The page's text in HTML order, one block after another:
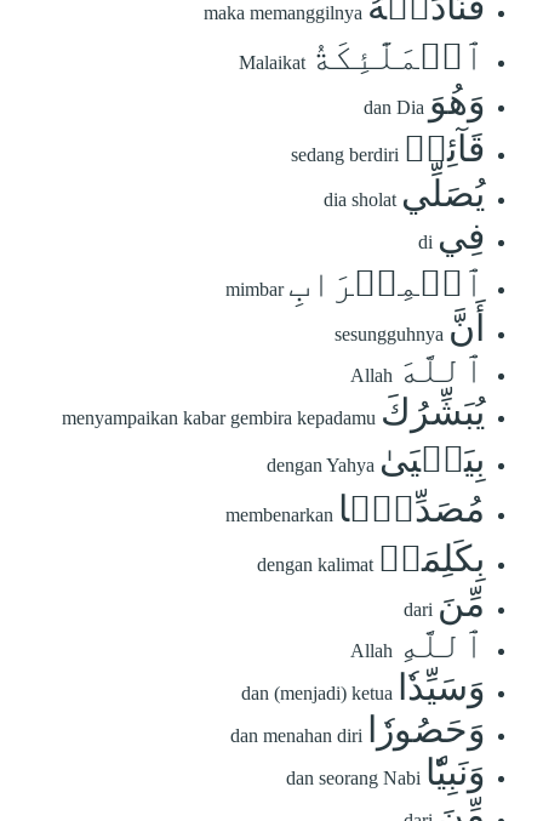
maka memanggilnya
ٱلۡمَلَٰٓئِكَةُ Malaikat
وَهُوَ dan Dia
قَآئِمٞ sedang berdiri
يُصَلِّي dia sholat
فِي di
ٱلۡمِحۡرَابِ mimbar
أَنَّ sesungguhnya
ٱللَّهَ Allah
يُبَشِّرُكَ menyampaikan kabar gembira kepadamu
بِيَحۡيَىٰ dengan Yahya
مُصَدِّقَۢا membenarkan
بِكَلِمَةٖ dengan kalimat
مِّنَ dari
ٱللَّهِ Allah
وَسَيِّدٗا dan (menjadi) ketua
وَحَصُورٗا dan menahan diri
وَنَبِيّٗا dan seorang Nabi